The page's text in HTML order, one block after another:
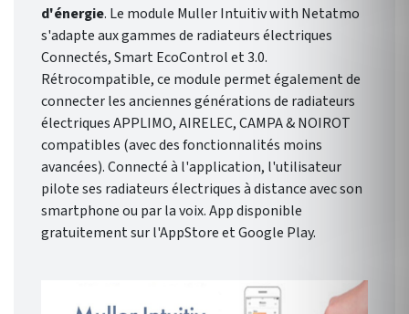
d'énergie. Le module Muller Intuitiv with Netatmo
s'adapte aux gammes de radiateurs électriques
Connectés, Smart EcoControl et 3.0.
Rétrocompatible, ce module permet également de
connecter les anciennes générations de radiateurs
électriques APPLIMO, AIRELEC, CAMPA & NOIROT
compatibles (avec des fonctionnalités moins
avancées). Connecté à l'application, l'utilisateur
pilote ses radiateurs électriques à distance avec son
smartphone ou par la voix. App disponible
gratuitement sur l'AppStore et Google Play.